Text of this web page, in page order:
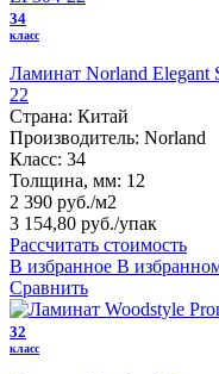
34
класс
Ламинат Norland Elegant
22
Страна: Китай
Производитель: Norland
Класс: 34
Толщина, мм: 12
2 390 руб./м2
3 154,80 руб./упак
Рассчитать стоимость
В избранное В
Сравнить
32
класс